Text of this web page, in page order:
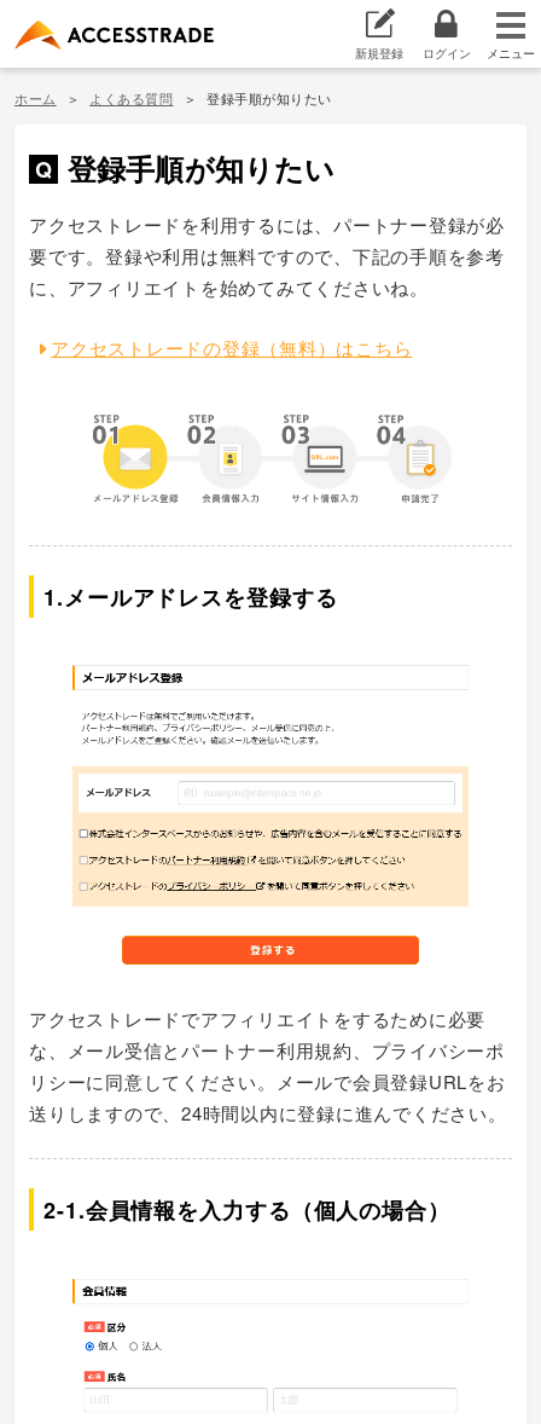
新規登録 ログイン
ホーム よくある質問 登録手順が知りたい
登録手順が知りたい
アクセストレードを利用するには、パートナー登録が必
要です。登録や利用は無料ですので、下記の手順を参考
に、アフィリエイトを始めてみてくださいね。
アクセストレードの登録（無料）はこちら
1.メールアドレスを登録する
アクセストレードでアフィリエイトをするために必要
な、メール受信とパートナー利用規約、プライバシーポ
リシーに同意してください。メールで会員登録URLをお
送りしますので、24時間以内に登録に進んでください。
2-1.会員情報を入力する（個人の場合）